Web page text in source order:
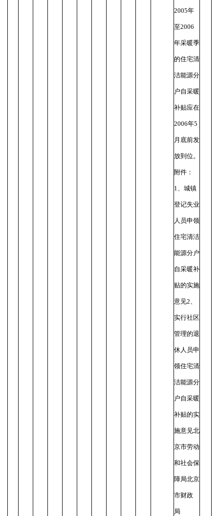
2005年
至2006
年采暖季
的住宅清
洁能源分
户自采暖
补贴应在
2006年5
月底前发
放到位。
附件：
1、城镇
登记失业
人员申领
住宅清洁
能源分户
自采暖补
贴的实施
意见2、
实行社区
管理的退
休人员申
领住宅清
洁能源分
户自采暖
补贴的实
施意见北
京市劳动
和社会保
障局北京
市财政
局